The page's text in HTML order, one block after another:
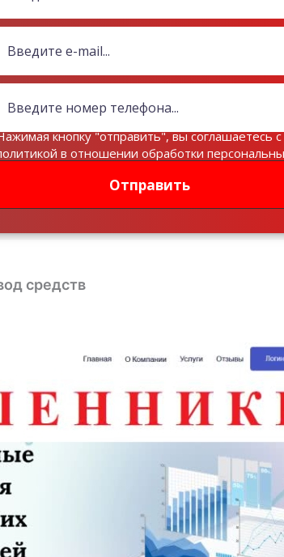
Отправить
кнопку "отправить", вы соглашаетесь с
в отношении обработки
средств